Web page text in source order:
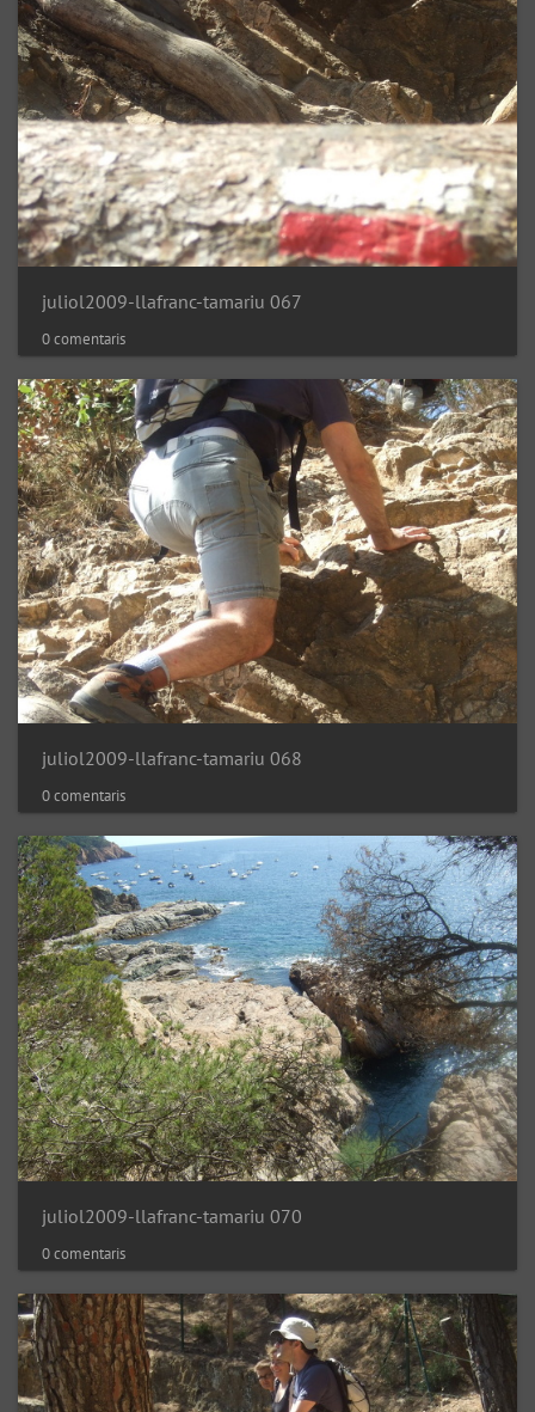
juliol2009-llafranc-tamariu 067
0 comentaris
juliol2009-llafranc-tamariu 068
0 comentaris
juliol2009-llafranc-tamariu 070
0 comentaris